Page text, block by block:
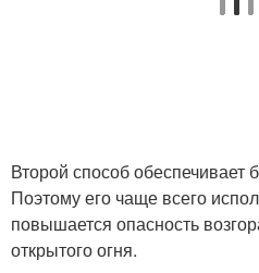
Второй способ обеспечивает
Поэтому его чаще всего
повышается опасность
открытого огня.